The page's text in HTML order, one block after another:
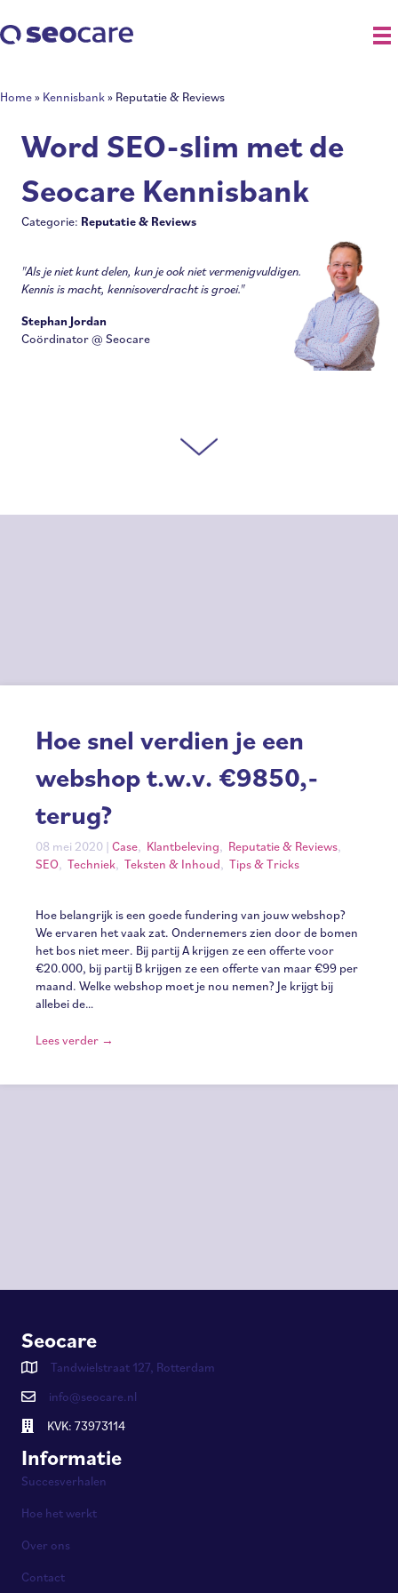
Home» Kennisbank» Reputatie & Reviews
Word SEO-slim met de
Seocare Kennisbank
Categorie: Reputatie & Reviews
"Als je niet kunt delen, kun je ook niet vermenigvuldigen.
Kennis is macht, kennisoverdracht is groei."
Stephan Jordan
Coördinator @ Seocare
Hoe snel verdien je een
webshop t.w.v. €9850,-
terug?
08 mei 2020 | Case Klantbeleving Reputatie & Reviews
SEO Techniek Teksten & Inhoud Tips & Tricks
Hoe belangrijk is een goede fundering van jouw webshop?
We ervaren het vaak zat. Ondernemers zien door de bomen
het bos niet meer. Bij partij A krijgen ze een offerte voor
€20.000, bij partij B krijgen ze een offerte van maar €99 per
maand. Welke webshop moet je nou nemen? Je krijgt bij
allebei de…
Lees verder →
Seocare
Tandwielstraat 127, Rotterdam
info@seocare.nl
KVK: 73973114
Informatie
Succesverhalen
Hoe het werkt
Over ons
Contact